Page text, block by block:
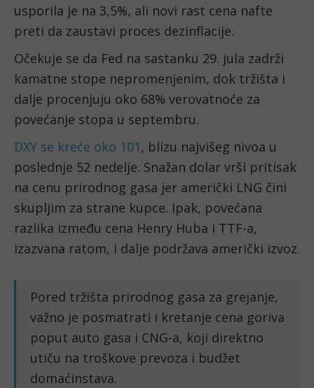
usporila je na 3,5%, ali novi rast cena nafte
preti da zaustavi proces dezinflacije.
Očekuje se da Fed na sastanku 29. jula zadrži
kamatne stope nepromenjenim, dok tržišta i
dalje procenjuju oko 68% verovatnoće za
povećanje stopa u septembru.
DXY se kreće oko 101, blizu najvišeg nivoa u
poslednje 52 nedelje. Snažan dolar vrši pritisak
na cenu prirodnog gasa jer američki LNG čini
skupljim za strane kupce. Ipak, povećana
razlika između cena Henry Huba i TTF-a,
izazvana ratom, i dalje podržava američki izvoz.
Pored tržišta prirodnog gasa za grejanje,
važno je posmatrati i kretanje cena goriva
poput auto gasa i CNG-a, koji direktno
utiču na troškove prevoza i budžet
domaćinstava.